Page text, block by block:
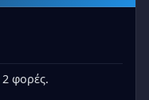
2 φορές.